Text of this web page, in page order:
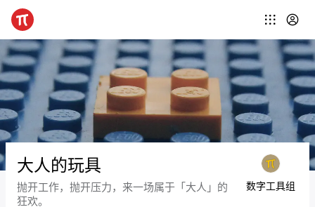
大人的玩具
抛开工作，抛开压力，来一场属于「大人」的
狂欢。
数字工具组